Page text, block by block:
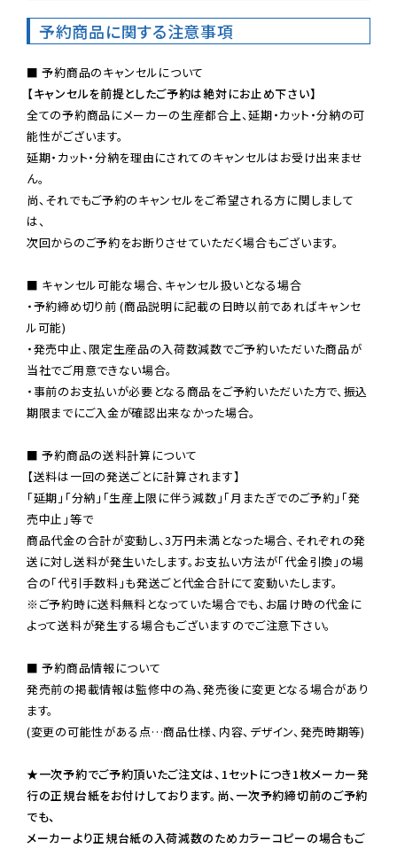
予約商品に関する注意事項
【キャンセルを前提としたご予約は絶対にお止め下さい】
全ての予約商品にメーカーの生産都合上、延期・カット・分納の可
能性がございます。
延期・カット・分納を理由にされてのキャンセルはお受け出来ませ
ん。
尚、それでもご予約のキャンセルをご希望される方に関しまして
は、
次回からのご予約をお断りさせていただく場合もございます。
■ キャンセル可能な場合、キャンセル扱いとなる場合
・予約締め切り前 (商品説明に記載の日時以前であればキャンセ
ル可能)
・発売中止、限定生産品の入荷数減数でご予約いただいた商品が
当社でご用意できない場合。
・事前のお支払いが必要となる商品をご予約いただいた方で、振込
期限までにご入金が確認出来なかった場合。
■ 予約商品の送料計算について
【送料は一回の発送ごとに計算されます】
「延期」「分納」「生産上限に伴う減数」「月またぎでのご予約」「発
売中止」等で
商品代金の合計が変動し、3万円未満となった場合、それぞれの発
送に対し送料が発生いたします。お支払い方法が「代金引換」の場
※ご予約時に送料無料となっていた場合でも、お届け時の代金に
よって送料が発生する場合もございますのでご注意下さい。
■ 予約商品情報について
発売前の掲載情報は監修中の為、発売後に変更となる場合があり
ます。
(変更の可能性がある点…商品仕様、内容、デザイン、発売時期等)
★一次予約でご予約頂いたご注文は、1セットにつき1枚メーカー発
行の正規台紙をお付けしております。尚、一次予約締切前のご予約
でも、
メーカーより正規台紙の入荷減数のためカラーコピーの場合もご